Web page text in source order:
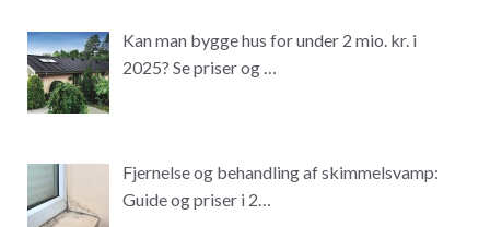
Kan man bygge hus for under 2 mio. kr. i
2025? Se priser og …
Fjernelse og behandling af skimmelsvamp:
Guide og priser i 2…